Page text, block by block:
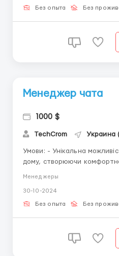
новому офісі - Без...
Без опыта Без
Менеджер чата
1000 $
TechCrom Украина
Умови: - Унікальна можливість працювати затишно з
дому, створюючи
прагнення до професійного
графік роботи
Менеджеры
30-10-2024
Без опыта Без